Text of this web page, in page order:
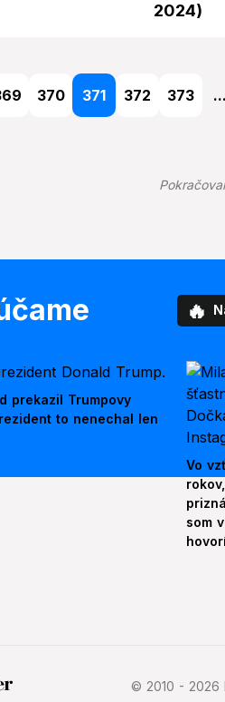
2024)
370 371 372 373 ...
🔥
prekazil Trumpovy
to nenechal len
Vo
som
© 2010 - 2026